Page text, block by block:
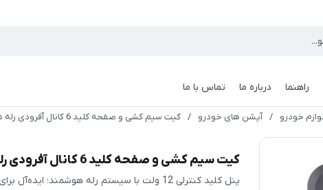
راهنما درباره ما تماس با ما
لوازم خودرو / آپشن های خودرو / کیت سیم کشی و صفحه کلید 6 کانال آفرودی رله دار
کیت سیم کشی و صفحه کلید 6 کانال آفرودی رله دار
پنل کلید کنترلی 12 ولت با سیستم رله هوشمند؛ ایده‌آل برای نصب و مدیریت نور و پرژکتورها